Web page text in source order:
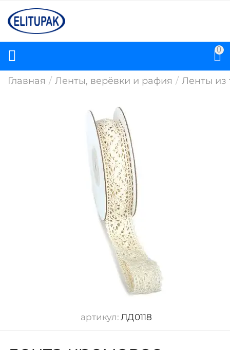
0
Главная / Ленты, верёвки и рафия / Ленты из
артикул: ЛД0118